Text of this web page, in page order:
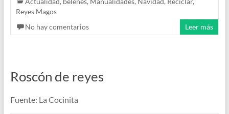
Reyes Magos
No hay comentarios
Leer más
Roscón de reyes
Fuente: La Cocinita